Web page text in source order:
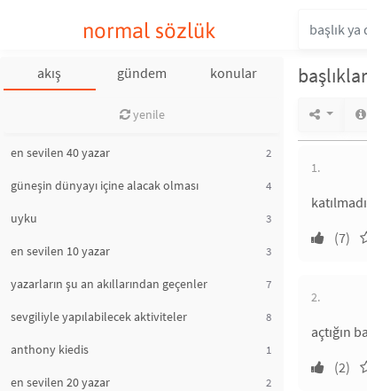
normal sözlük
akış gündem konular
yenile
en sevilen 40 yazar 2
güneşin dünyayı içine alacak olması 4
uyku 3
en sevilen 10 yazar 3
yazarların şu an akıllarından geçenler 7
sevgiliyle yapılabilecek aktiviteler 8
anthony kiedis 1
en sevilen 20 yazar 2
1.
(7)
2.
açtığın
(2)